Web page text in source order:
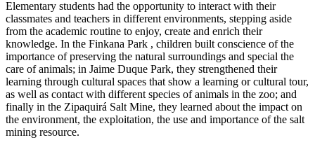
Elementary students had the opportunity to interact with their
classmates and teachers in different environments, stepping aside
from the academic routine to enjoy, create and enrich their
knowledge. In the Finkana Park , children built conscience of the
importance of preserving the natural surroundings and special the
care of animals; in Jaime Duque Park, they strengthened their
learning through cultural spaces that show a learning or cultural tour,
as well as contact with different species of animals in the zoo; and
finally in the Zipaquirá Salt Mine, they learned about the impact on
the environment, the exploitation, the use and importance of the salt
mining resource.